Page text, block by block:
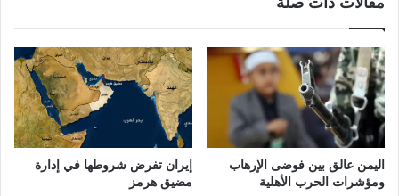
اليمن عالق بين فوضى الإرهاب
ومؤشرات الحرب الأهلية
إيران تفرض شروطها في إدارة
مضيق هرمز